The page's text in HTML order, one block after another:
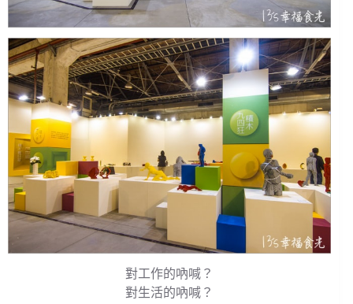
對工作的吶喊？
對生活的吶喊？